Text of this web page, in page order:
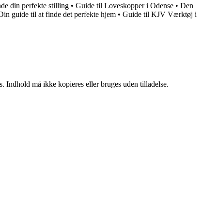
din perfekte stilling • Guide til Loveskopper i Odense • Den
guide til at finde det perfekte hjem • Guide til KJV Værktøj i
må ikke kopieres eller bruges uden tilladelse.